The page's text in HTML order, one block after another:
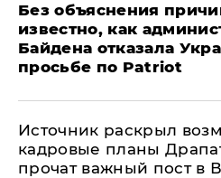
Без объяснения
известно, как
Байдена отказала
просьбе по Patriot
​Источник раскрыл
кадровые планы
прочат важный пост в